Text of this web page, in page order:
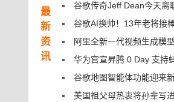
最
新
资
讯
谷歌传奇Jeff Dean今天离
谷歌AI换帅！13年老将接
阿里全新一代视频生成模型
华为官宣昇腾 0 Day 支持蚂蚁百灵
谷歌地图智能体功能迎来
美国祖父母热衷将孙辈写